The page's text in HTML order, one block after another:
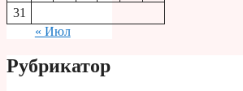
31
« Июл
Рубрикатор